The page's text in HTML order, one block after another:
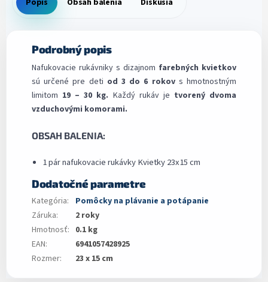
Popis Obsah balenia Diskusia
Podrobný popis
Nafukovacie rukávniky s dizajnom farebných kvietkov
sú určené pre deti od 3 do 6 rokovs hmotnostným
limitom 19 – 30 kg. Každý rukáv je tvorený dvoma
vzduchovými komorami.
OBSAH BALENIA:
1 pár nafukovacie rukávky Kvietky 23x15 cm
Dodatočné parametre
Kategória:
Pomôcky na plávanie a potápanie
Záruka:
2 roky
Hmotnosť: 0.1 kg
EAN:
6941057428925
Rozmer: 23 x 15 cm